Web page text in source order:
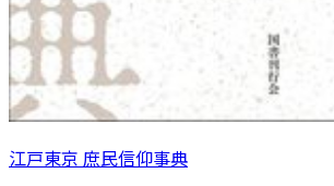
江戸東京 庶民信仰事典